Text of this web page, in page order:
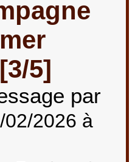
5]
par
02/2026 à